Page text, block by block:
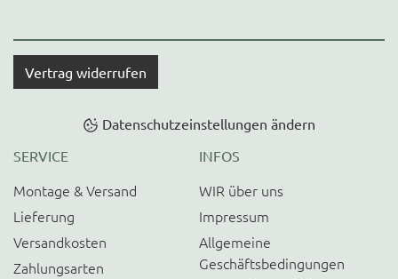
Vertrag widerrufen
Datenschutzeinstellungen ändern
SERVICE
Montage & Versand
Lieferung
Versandkosten
Zahlungsarten
INFOS
WIR über uns
Impressum
Allgemeine
Geschäftsbedingungen